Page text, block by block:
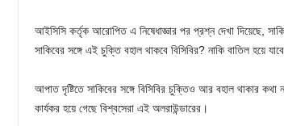
আইসিসি কর্তৃক আরোপিত এ নিষেধাজ্ঞার পর প্রশ্ন দেখা দিয়েছে,
সাকিবের সঙ্গে এই চুক্তি বহাল থাকবে বিসিবির? নাকি বাতিল হয়ে
আপাত দৃষ্টিতে সাকিবের সঙ্গে বিসিবির চুক্তিও আর বহাল থাকার কথা
কার্যকর হয়ে গেছে বিশ্বসেরা এই অলরাউন্ডারের।